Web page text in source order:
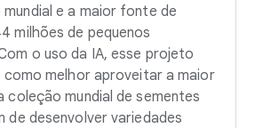
e a maior fonte de
milhões de pequenos
o uso da IA, esse projeto
melhor aproveitar a maior
coleção mundial de sementes
de desenvolver variedades